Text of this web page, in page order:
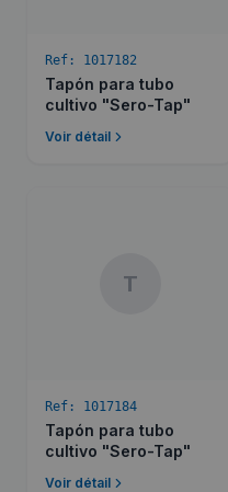
Ref: 1017182
Tapón para tubo
cultivo "Sero-Tap"
Voir détail
T
Ref: 1017184
Tapón para tubo
cultivo "Sero-Tap"
Voir détail